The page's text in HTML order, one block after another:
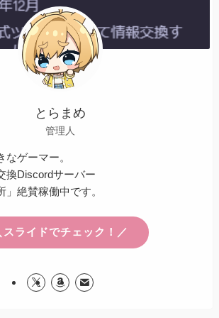
とらまめ
管理人
ゲーマー。
換Discordサーバー
」絶賛稼働中です。
スライドでチェック！／